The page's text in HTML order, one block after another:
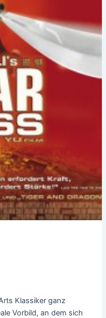
Klassiker ganz
Vorbild, an dem sich